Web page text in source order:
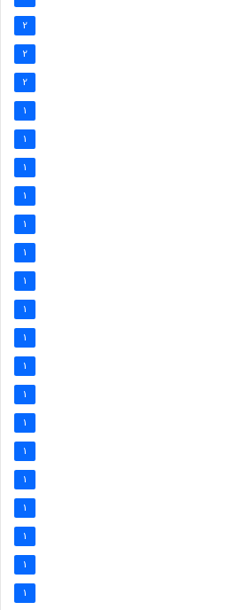
2
2
2
1
1
1
1
1
1
1
1
1
1
1
1
1
1
1
1
1
1